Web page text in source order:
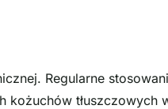
Regularne
kożuchów tłuszczowych